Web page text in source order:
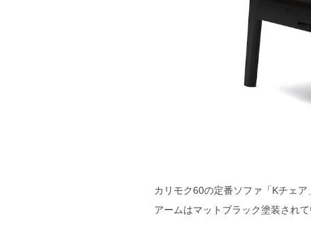
カリモク60の定番ソファ「Kチェ
アームはマットブラック塗装され